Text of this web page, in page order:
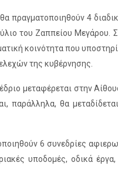
πραγματοποιηθούν 4
του Ζαππείου Μεγάρου.
κοινότητα που
της κυβέρνησης.
μεταφέρεται στην
παράλληλα, θα
6 συνεδρίες
υποδομές, οδικά